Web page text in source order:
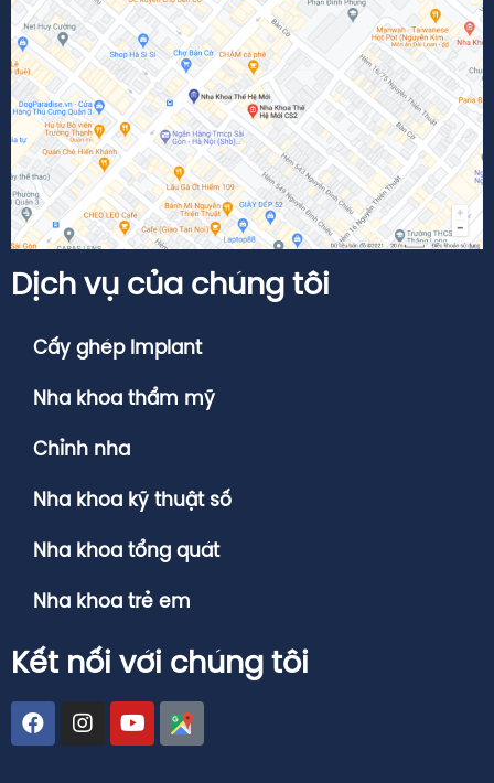
Dịch vụ của chúng tôi
Kết nối với chúng tôi